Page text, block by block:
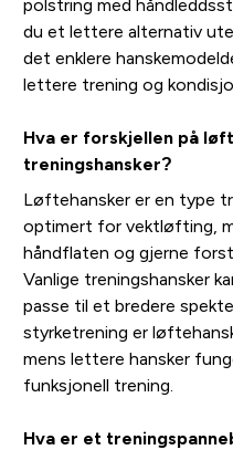
polstring med
du et lettere alternativ
det enklere
lettere trening og
Hva er forskjellen på
treningshansker?
Løftehansker er en type
optimert for vektløfting,
håndflaten og gjerne
Vanlige treningshansker
passe til et bredere
styrketrening er
mens lettere hansker
funksjonell trening.
Hva er et